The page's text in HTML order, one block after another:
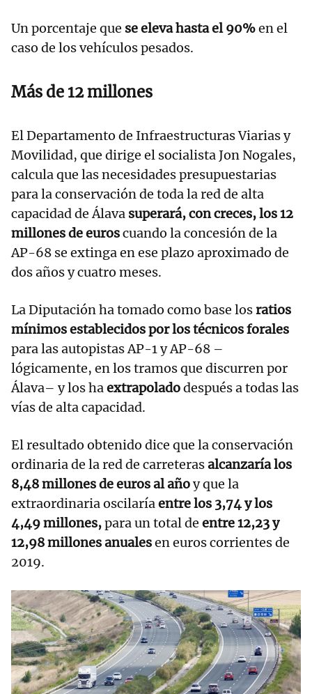
Un porcentaje que se eleva hasta el 90%en el
caso de los vehículos pesados.
Más de 12 millones
El Departamento de Infraestructuras Viarias y
Movilidad, que dirige el socialista Jon Nogales,
calcula que las necesidades presupuestarias
para la conservación de toda la red de alta
capacidad de Álava superará, con creces, los 12
millones de euroscuando la concesión de la
AP-68 se extinga en ese plazo aproximado de
dos años y cuatro meses.
La Diputación ha tomado como base losratios
mínimos establecidos por los técnicos forales
para las autopistas AP-1 y AP-68 –
lógicamente, en los tramos que discurren por
Álava– y los haextrapoladodespués a todas las
vías de alta capacidad.
El resultado obtenido dice que la conservación
ordinaria de la red de carreterasalcanzaría los
8,48 millones de euros al añoy que la
extraordinaria oscilaríaentre los 3,74 y los
4,49 millones,para un total de entre 12,23 y
12,98 millones anualesen euros corrientes de
2019.